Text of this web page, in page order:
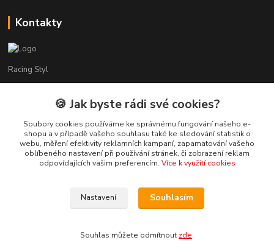
Kontakty
Racing Styl
Karel Muláček
774 51 50 88
(7:00 - 20:00)
shop@racingstyl.com
© Copyright 2013-2026 Racing Styl Performance
🍪 Jak byste rádi své cookies?
Soubory cookies používáme ke správnému fungování našeho e-
shopu a v případě vašeho souhlasu také ke sledování statistik o
webu, měření efektivity reklamních kampaní, zapamatování vašeho
oblíbeného nastavení při používání stránek, či zobrazení reklam
odpovídajících vašim preferencím. Více k využití cookies
Nastavení Souhlasím
Souhlas můžete odmítnout zde.